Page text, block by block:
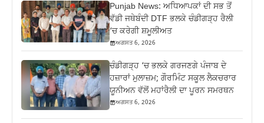
Punjab News: ਅਧਿਆਪਕਾਂ ਦੀ ਸਭ ਤੋਂ
ਵੱਡੀ ਜਥੇਬੰਦੀ DTF ਭਲਕੇ ਚੰਡੀਗੜ੍ਹ ਰੈਲੀ
‘ਚ ਕਰੇਗੀ ਸ਼ਮੂਲੀਅਤ
ਅਗਸਤ 6, 2026
ਚੰਡੀਗੜ੍ਹ ‘ਚ ਭਲਕੇ ਗਰਜਣਗੇ ਪੰਜਾਬ ਦੇ
ਹਜ਼ਾਰਾਂ ਮੁਲਾਜ਼ਮ; ਗੌਰਮਿੰਟ ਸਕੂਲ ਲੈਕਚਰਾਰ
ਯੂਨੀਅਨ ਵੱਲੋਂ ਮਹਾਂਰੈਲੀ ਦਾ ਪੂਰਨ ਸਮਰਥਨ
ਅਗਸਤ 6, 2026